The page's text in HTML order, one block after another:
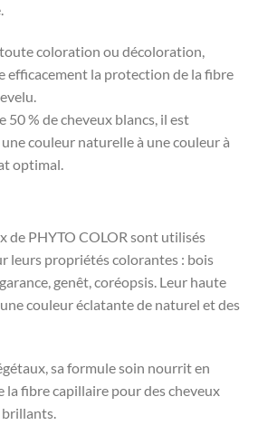
coloration ou décoloration,
efficacement la protection de la fibre
50 % de cheveux blancs, il est
couleur naturelle à une couleur à
optimal.
de PHYTO COLOR sont utilisés
leurs propriétés colorantes : bois
genêt, coréopsis. Leur haute
couleur éclatante de naturel et des
sa formule soin nourrit en
fibre capillaire pour des cheveux